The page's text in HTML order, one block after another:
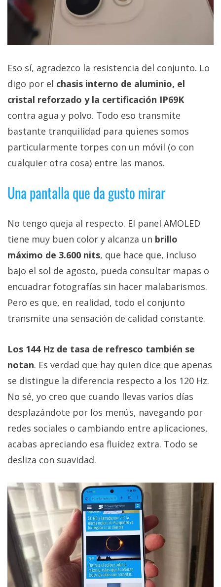
Eso sí, agradezco la resistencia del conjunto. Lo
digo por el chasis interno de aluminio, el
cristal reforzado y la certificación IP69K
contra agua y polvo. Todo eso transmite
bastante tranquilidad para quienes somos
particularmente torpes con un móvil (o con
cualquier otra cosa) entre las manos.
Una pantalla que da gusto mirar
No tengo queja al respecto. El panel AMOLED
tiene muy buen color y alcanza un brillo
máximo de 3.600 nits, que hace que, incluso
bajo el sol de agosto, pueda consultar mapas o
encuadrar fotografías sin hacer malabarismos.
Pero es que, en realidad, todo el conjunto
transmite una sensación de calidad constante.
Los 144 Hz de tasa de refresco también se
notan. Es verdad que hay quien dice que apenas
se distingue la diferencia respecto a los 120 Hz.
No sé, yo creo que cuando llevas varios días
desplazándote por los menús, navegando por
redes sociales o cambiando entre aplicaciones,
acabas apreciando esa fluidez extra. Todo se
desliza con suavidad.